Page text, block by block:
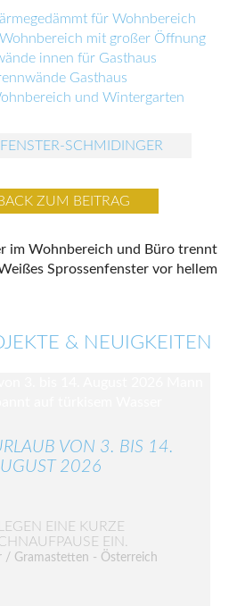
für Wohnbereich
mit großer Öffnung
innen für Gasthaus
Gasthaus
und Wintergarten
SCHMIDINGER
ZUM BEITRAG
& NEUIGKEITEN
VON 3. BIS 14.
2026
EINE KURZE
EIN.
/ Gramastetten - Österreich